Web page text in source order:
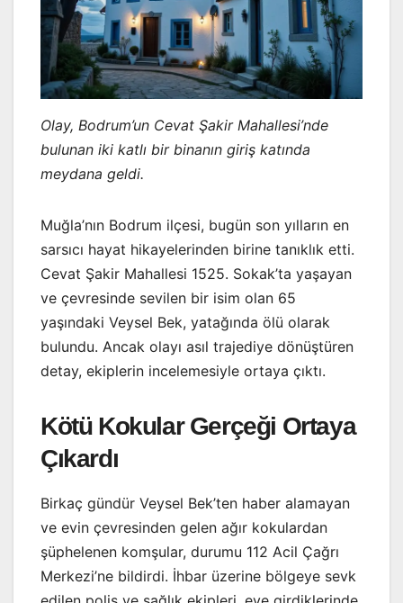
Olay, Bodrum’un Cevat Şakir Mahallesi’nde
bulunan iki katlı bir binanın giriş katında
meydana geldi.
Muğla’nın Bodrum ilçesi, bugün son yılların en
sarsıcı hayat hikayelerinden birine tanıklık etti.
Cevat Şakir Mahallesi 1525. Sokak’ta yaşayan
ve çevresinde sevilen bir isim olan 65
yaşındaki Veysel Bek, yatağında ölü olarak
bulundu. Ancak olayı asıl trajediye dönüştüren
detay, ekiplerin incelemesiyle ortaya çıktı.
Kötü Kokular Gerçeği Ortaya
Çıkardı
Birkaç gündür Veysel Bek’ten haber alamayan
ve evin çevresinden gelen ağır kokulardan
şüphelenen komşular, durumu 112 Acil Çağrı
Merkezi’ne bildirdi. İhbar üzerine bölgeye sevk